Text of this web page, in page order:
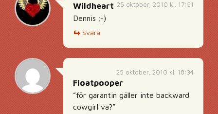
25 oktober, 2010 kl. 17:51
Wildheart
Dennis ;-)
Svara
25 oktober, 2010 kl. 18:34
Floatpooper
”för garantin gäller inte backward
cowgirl va?”